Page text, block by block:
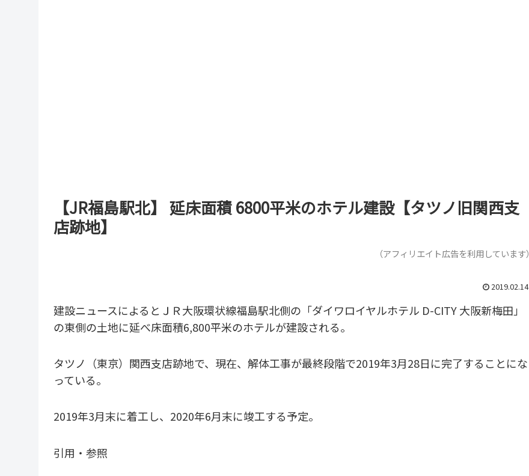
【JR福島駅北】 延床面積 6800平米のホテル建設【タツノ旧関西支
店跡地】
（アフィリエイト広告を利用しています）
2019.02.14
建設ニュースによるとＪＲ大阪環状線福島駅北側の「ダイワロイヤルホテル D-CITY 大阪新梅田」
の東側の土地に延べ床面積6,800平米のホテルが建設される。
タツノ（東京）関西支店跡地で、現在、解体工事が最終段階で2019年3月28日に完了することにな
っている。
2019年3月末に着工し、2020年6月末に竣工する予定。
引用・参照